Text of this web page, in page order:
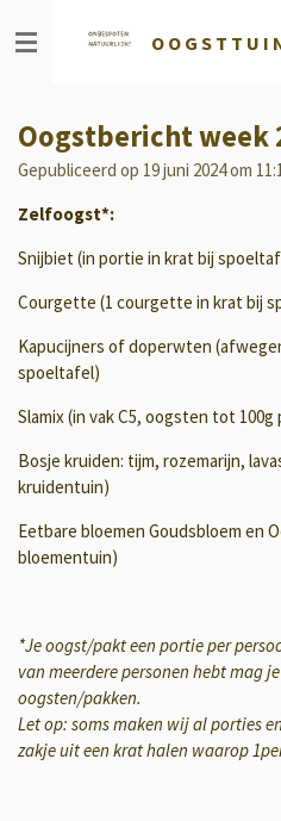
direct
hoofdinhoud
O O G S T T U I
Oogstbericht week
Gepubliceerd op 19 juni 2024 om
Zelfoogst*:
Snijbiet (in portie in krat bij
Courgette (1 courgette in krat bij
Kapucijners of doperwten
spoeltafel)
Slamix (in vak C5, oogsten tot 100g
Bosje kruiden: tijm, rozemarijn,
kruidentuin)
Eetbare bloemen Goudsbloem en
bloementuin)
*Je oogst/pakt een portie per
van meerdere personen hebt mag
oogsten/pakken.
Let op: soms maken wij al porties
zakje uit een krat halen waarop